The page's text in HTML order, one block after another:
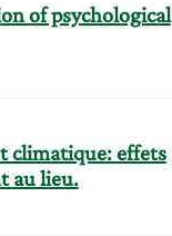
of psychological
climatique: effets
au lieu.